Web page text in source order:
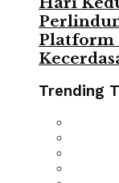
Platform
Trending